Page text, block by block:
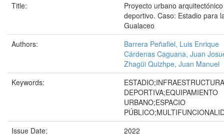
Title:
Proyecto urbano
deportivo. Caso: Estadio para
Gualaceo
Authors:
Barrera Peñafiel, Luis Enrique
Cárdenas Caguana, Juan
Zhagüi Quizhpe, Juan Manuel
Keywords:
ESTADIO;INFRAESTRUCTURA
DEPORTIVA;EQUIPAMIENTO
URBANO;ESPACIO
Issue Date:
2022